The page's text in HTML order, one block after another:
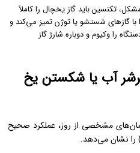
تکنسین باید گاز یخچال را کاملاً
گازهای شستشو یا توژن تمیز می‌کند و
را وکیوم و دوباره شارژ گاز
آب یا شکستن یخ
مشخصی از روز، عملکرد صحیح
را نشان می‌دهد.